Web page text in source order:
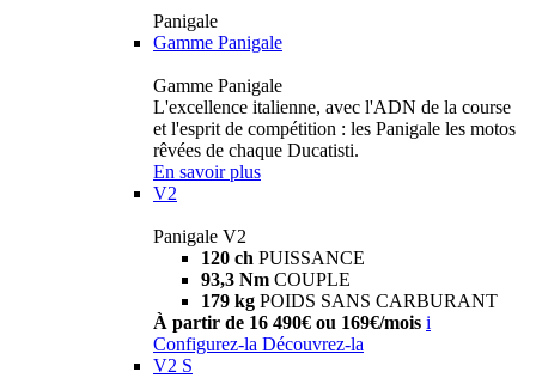
Panigale
Gamme Panigale
Gamme Panigale
L'excellence italienne, avec l'ADN de la course
et l'esprit de compétition : les Panigale les motos
rêvées de chaque Ducatisti.
En savoir plus
V2
Panigale V2
120 ch PUISSANCE
93,3 Nm COUPLE
179 kg POIDS SANS CARBURANT
À partir de 16 490€ ou 169€/mois i
Configurez-la Découvrez-la
V2 S